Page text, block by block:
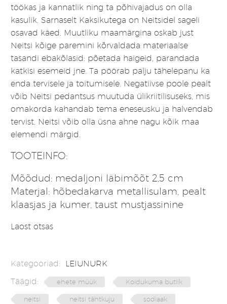
töökas ja kannatlik ning ta põhivajadus on olla
kasulik. Sarnaselt Kaksikutega on Neitsidel sageli
osavad käed. Muutliku maamärgina oskab just
Neitsi kõige paremini kõrvaldada materiaalse
tasandi ebakõlasid: põetada haigeid, parandada
katkisi esemeid jne. Ta pöörab palju tähelepanu ka
enda tervisele ja toitumisele. Negatiivse poole pealt
võib Neitsi pedantsus muutuda ülikriitilisuseks, mis
omakorda kahandab tema eneseusku ja halvendab
tervist. Neitsi võib olla üsna ahne nagu kõik maa
elemendi märgid.
TOOTEINFO:
Mõõdud: medaljoni läbimõõt 2,5 cm
Materjal: hõbedakarva metallisulam, pealt
klaasjas ja kumer, taust mustjassinine
Laost otsas
Kategooriad:
LEIUNURK
Täägid:
ehete müük Koidukuma butiik
neitsi neitsi tähtkuju sodiaak